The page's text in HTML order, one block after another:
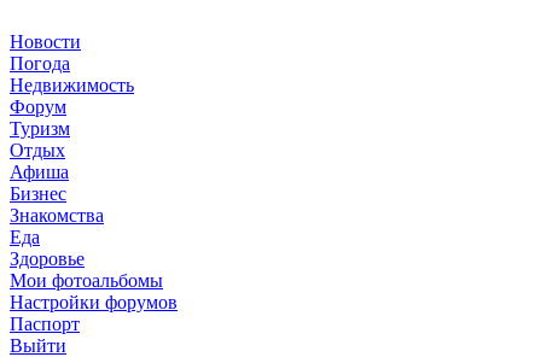
Новости
Погода
Недвижимость
Форум
Туризм
Отдых
Афиша
Бизнес
Знакомства
Еда
Здоровье
Мои фотоальбомы
Настройки форумов
Паспорт
Выйти